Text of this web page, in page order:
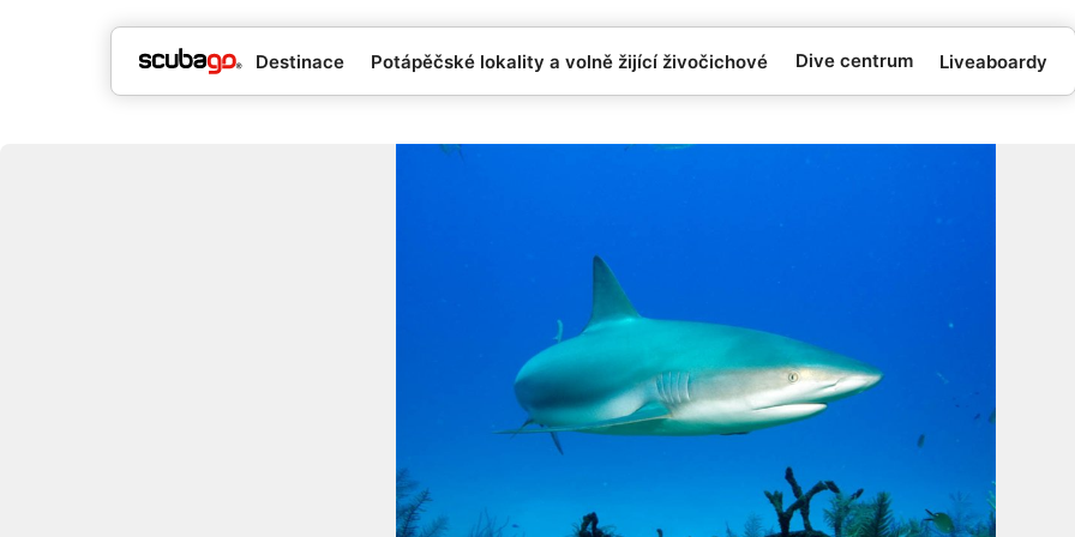
Destinace Potápěčské lokality a volně žijící živočichové Dive centrum Liveaboardy